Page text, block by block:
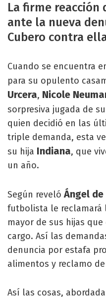
La firme reacción
ante la nueva
Cubero contra
Cuando se encuentra
para su opulento
Urcera, Nicole
sorpresiva jugada de
quien decidió en las
triple demanda, esta
su hija Indiana, que
un año.
Según revelóÁngel
futbolista le reclamará
mayor de sus hijas
cargo. Así las
denuncia por estafa
alimentos y reclamo
Así las cosas,